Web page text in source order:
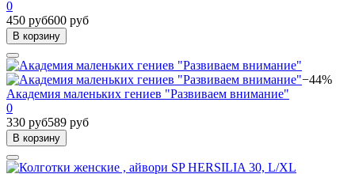
0
450 руб600 руб
В корзину
−44%
Академия маленьких гениев "Развиваем внимание"
0
330 руб589 руб
В корзину